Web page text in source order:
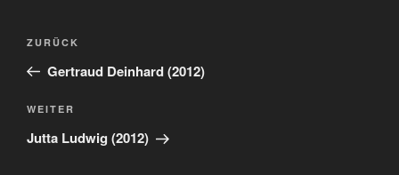
Beitragsnavigation
Vorheriger
Beitrag
ZURÜCK
Gertraud Deinhard (2012)
Nächster
Beitrag
WEITER
Jutta Ludwig (2012)